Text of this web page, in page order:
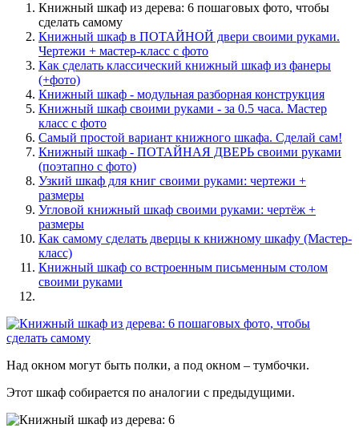
Книжный шкаф из дерева: 6 пошаговых фото, чтобы
сделать самому
Книжный шкаф в ПОТАЙНОЙ двери своими руками.
Чертежи + мастер-класс с фото
Как сделать классический книжный шкаф из фанеры
(+фото)
Книжный шкаф - модульная разборная конструкция
Книжный шкаф своими руками - за 0.5 часа. Мастер
класс с фото
Самый простой вариант книжного шкафа. Сделай сам!
Книжный шкаф - ПОТАЙНАЯ ДВЕРЬ своими руками
(поэтапно с фото)
Узкий шкаф для книг своими руками: чертежи +
размеры
Угловой книжный шкаф своими руками: чертёж +
размеры
Как самому сделать дверцы к книжному шкафу (Мастер-
класс)
Книжный шкаф со встроенным письменным столом
своими руками
Над окном могут быть полки, а под окном – тумбочки.
Этот шкаф собирается по аналогии с предыдущими.